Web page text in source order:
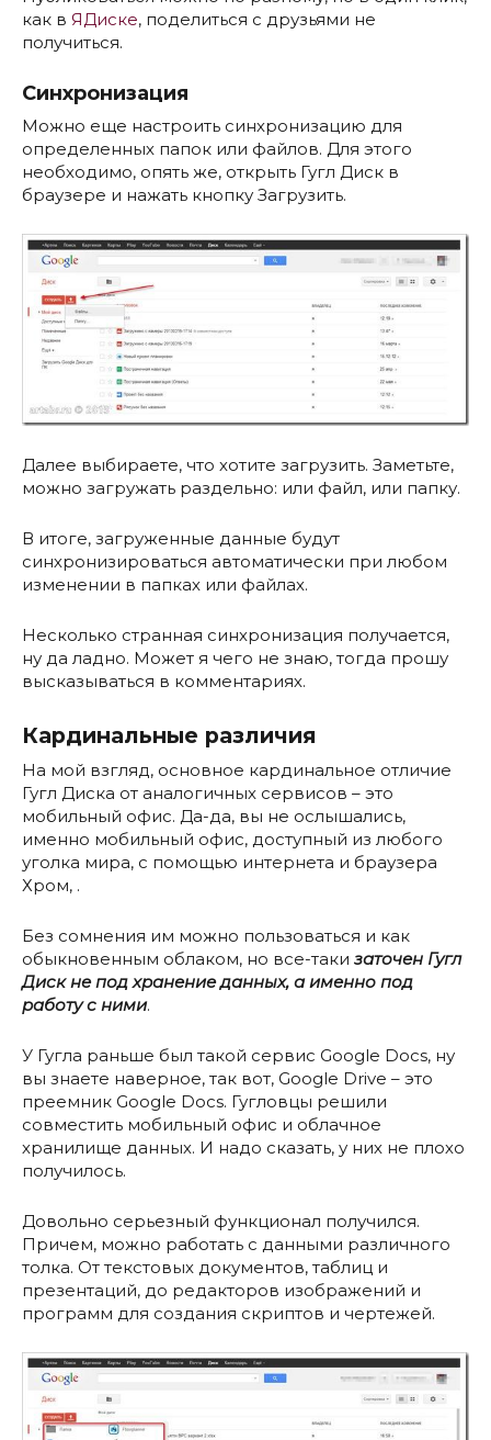
как в ЯДиске, поделиться с друзьями не
получиться.
Синхронизация
Можно еще настроить синхронизацию для
определенных папок или файлов. Для этого
необходимо, опять же, открыть Гугл Диск в
браузере и нажать кнопку Загрузить.
Далее выбираете, что хотите загрузить. Заметьте,
можно загружать раздельно: или файл, или папку.
В итоге, загруженные данные будут
синхронизироваться автоматически при любом
изменении в папках или файлах.
Несколько странная синхронизация получается,
ну да ладно. Может я чего не знаю, тогда прошу
высказываться в комментариях.
Кардинальные различия
На мой взгляд, основное кардинальное отличие
Гугл Диска от аналогичных сервисов – это
мобильный офис. Да-да, вы не ослышались,
именно мобильный офис, доступный из любого
уголка мира, с помощью интернета и браузера
Хром, .
Без сомнения им можно пользоваться и как
обыкновенным облаком, но все-таки заточен Гугл
Диск не под хранение данных, а именно под
работу с ними.
У Гугла раньше был такой сервис Google Docs, ну
вы знаете наверное, так вот, Google Drive – это
преемник Google Docs. Гугловцы решили
совместить мобильный офис и облачное
хранилище данных. И надо сказать, у них не плохо
получилось.
Довольно серьезный функционал получился.
Причем, можно работать с данными различного
толка. От текстовых документов, таблиц и
презентаций, до редакторов изображений и
программ для создания скриптов и чертежей.